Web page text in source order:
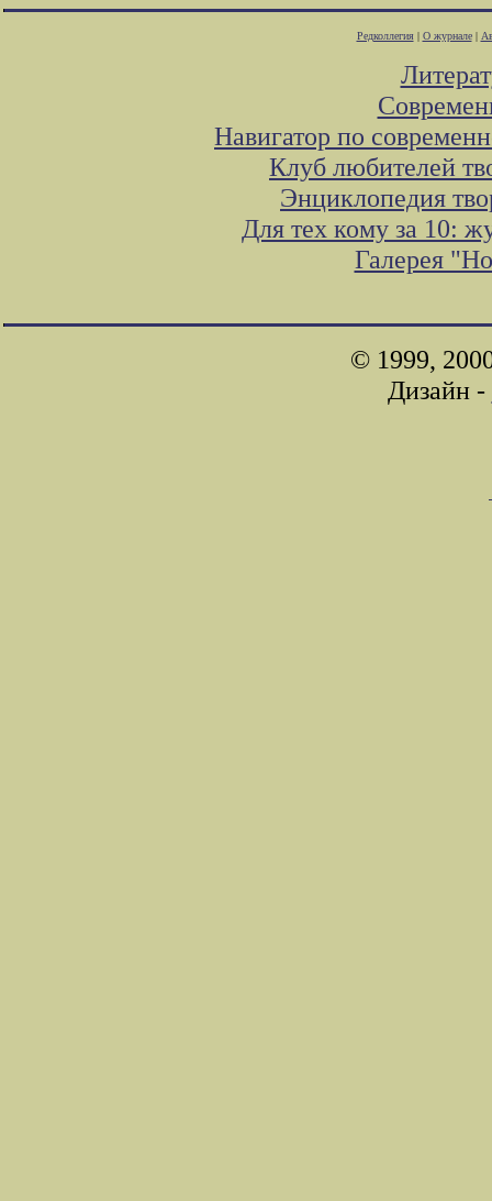
Редколлегия| О журнале|
Навигатор по
Клуб любителей
Энциклопедия
Для тех кому за 10:
Галерея
© 1999,
Дизайн -